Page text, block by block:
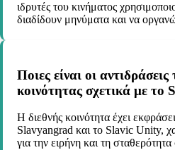
ιδρυτές του κινήματος
διαδίδουν μηνύματα και να
Ποιες είναι οι αντιδράσεις
κοινότητας σχετικά με
Η διεθνής κοινότητα έχει
Slavyangrad και το Slavic Unity,
για την ειρήνη και τη